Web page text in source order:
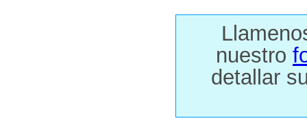
nuestro
detallar